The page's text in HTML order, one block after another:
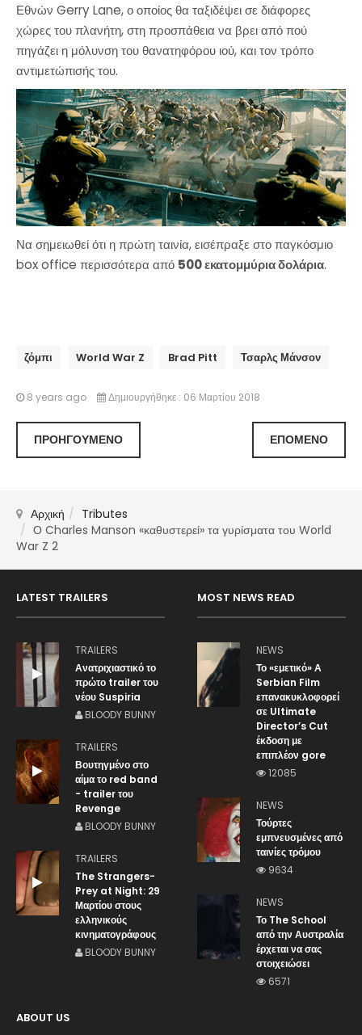
Εθνών Gerry Lane, ο οποίος θα ταξιδέψει σε διάφορες
χώρες του πλανήτη, στη προσπάθεια να βρει από πού
πηγάζει η μόλυνση του θανατηφόρου ιού, και τον τρόπο
αντιμετώπισής του.
Να σημειωθεί ότι η πρώτη ταινία, εισέπραξε στο παγκόσμιο
box office περισσότερα από 500 εκατομμύρια δολάρια.
ζόμπι World War Z Brad Pitt Τσαρλς Μάνσον
8 years ago Δημιουργήθηκε : 06 Μαρτίου 2018
ΠΡΟΗΓΟΎΜΕΝΟ ΕΠΌΜΕΝΟ
Αρχική
Tributes
Ο Charles Manson «καθυστερεί» τα γυρίσματα του World
War Z 2
LATEST TRAILERS
TRAILERS
Ανατριχιαστικό το
πρώτο trailer του
νέου Suspiria
BLOODY BUNNY
TRAILERS
Βουτηγμένο στο
αίμα το red band
- trailer του
Revenge
BLOODY BUNNY
TRAILERS
The Strangers-
Prey at Night: 29
Μαρτίου στους
ελληνικούς
κινηματογράφους
BLOODY BUNNY
MOST NEWS READ
NEWS
Το «εμετικό» Α
Serbian Film
επανακυκλοφορεί
σε Ultimate
Director’s Cut
έκδοση με
επιπλέον gore
12085
NEWS
Τούρτες
εμπνευσμένες από
ταινίες τρόμου
9634
NEWS
Το The School
από την Αυστραλία
έρχεται να σας
στοιχειώσει
6571
ABOUT US